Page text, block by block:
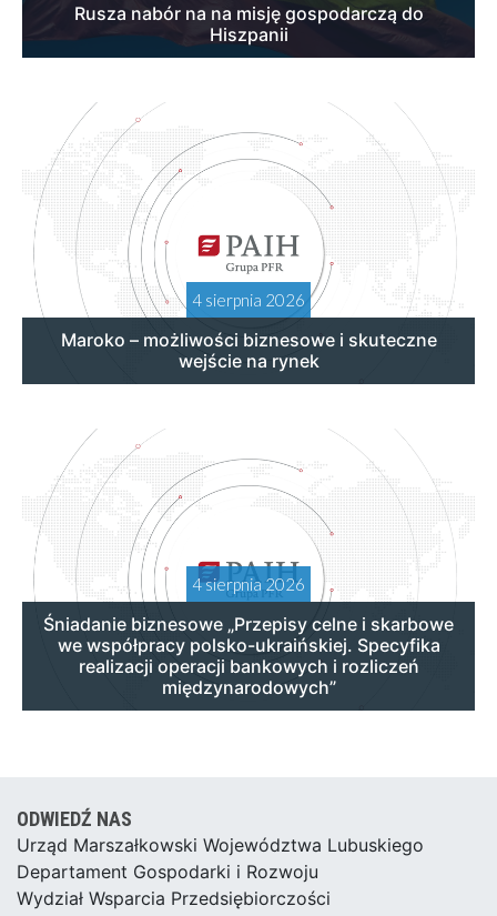
Rusza nabór na na misję gospodarczą do
Hiszpanii
4 sierpnia 2026
Maroko – możliwości biznesowe i skuteczne
wejście na rynek
4 sierpnia 2026
Śniadanie biznesowe „Przepisy celne i skarbowe
we współpracy polsko-ukraińskiej. Specyfika
realizacji operacji bankowych i rozliczeń
międzynarodowych”
ODWIEDŹ NAS
Urząd Marszałkowski Województwa Lubuskiego
Departament Gospodarki i Rozwoju
Wydział Wsparcia Przedsiębiorczości